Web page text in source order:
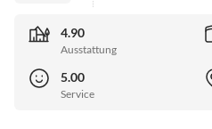
4.90
Ausstattung
5.00
Service